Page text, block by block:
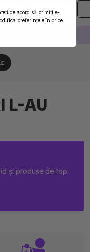
1
L-AU
și produse de top.
de acord să primiți e-
preferințele în orice